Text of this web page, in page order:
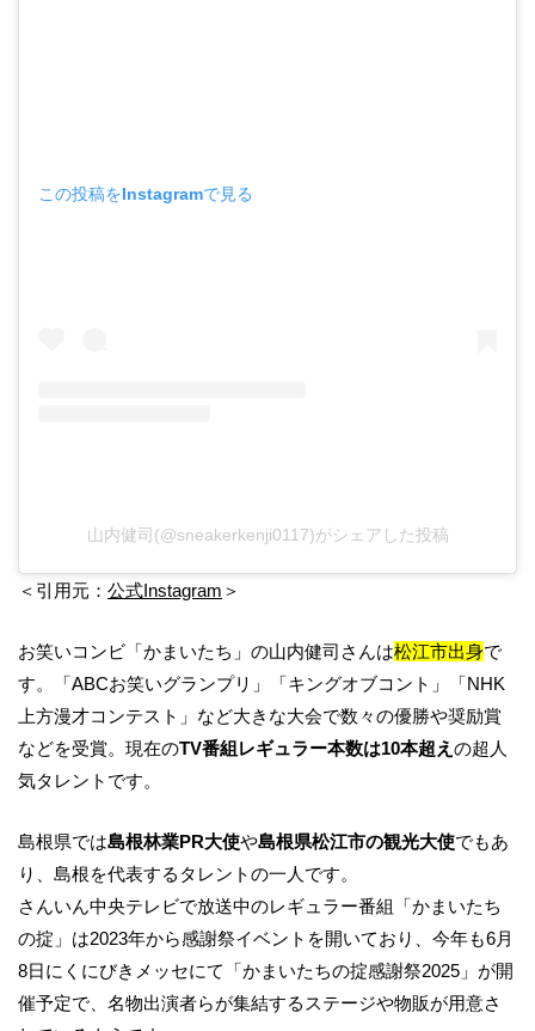
この投稿をInstagramで見る
山内健司(@sneakerkenji0117)がシェアした投稿
＜引用元： 公式Instagram ＞
お笑いコンビ「かまいたち」の山内健司さんは松江市出身で
す。「ABCお笑いグランプリ」「キングオブコント」「NHK
上方漫才コンテスト」など大きな大会で数々の優勝や奨励賞
などを受賞。現在のTV番組レギュラー本数は10本超え の超人
気タレントです。
島根県では島根林業PR大使や島根県松江市の観光大使でもあ
り、島根を代表するタレントの一人です。
さんいん中央テレビで放送中のレギュラー番組「かまいたち
の掟」は2023年から感謝祭イベントを開いており、今年も6月
8日にくにびきメッセにて「かまいたちの掟感謝祭2025」が開
催予定で、名物出演者らが集結するステージや物販が用意さ